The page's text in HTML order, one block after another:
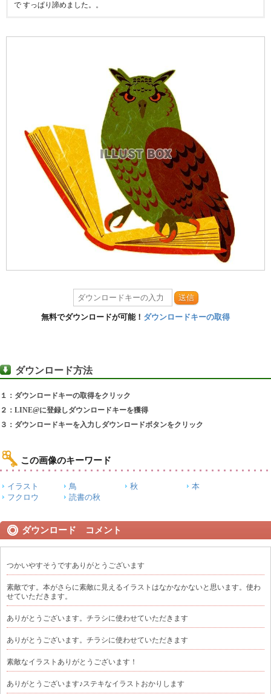
で すっぱり諦めました。。
送信
無料でダウンロードが可能！ ダウンロードキーの取得
ダウンロード方法
１：ダウンロードキーの取得をクリック
２：LINE@に登録しダウンロードキーを獲得
３：ダウンロードキーを入力しダウンロードボタンをクリック
この画像のキーワード
イラスト 鳥 秋
本
フクロウ
読書の秋
ダウンロード コメント
つかいやすそうですありがとうございます
素敵です。本がさらに素敵に見えるイラストはなかなかないと思います。使わ
せていただきます。
ありがとうございます。チラシに使わせていただきます
ありがとうございます。チラシに使わせていただきます
素敵なイラストありがとうございます！
ありがとうございます♪ステキなイラストおかりします